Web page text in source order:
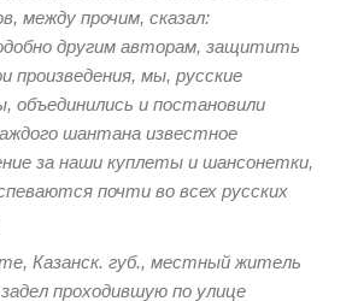
между прочим, сказал:
другим авторам, защитить
произведения, мы, русские
объединились и постановили
шантана известное
за наши куплеты и шансонетки,
почти во всех русских
Казанск. губ., местный житель
проходившую по улице